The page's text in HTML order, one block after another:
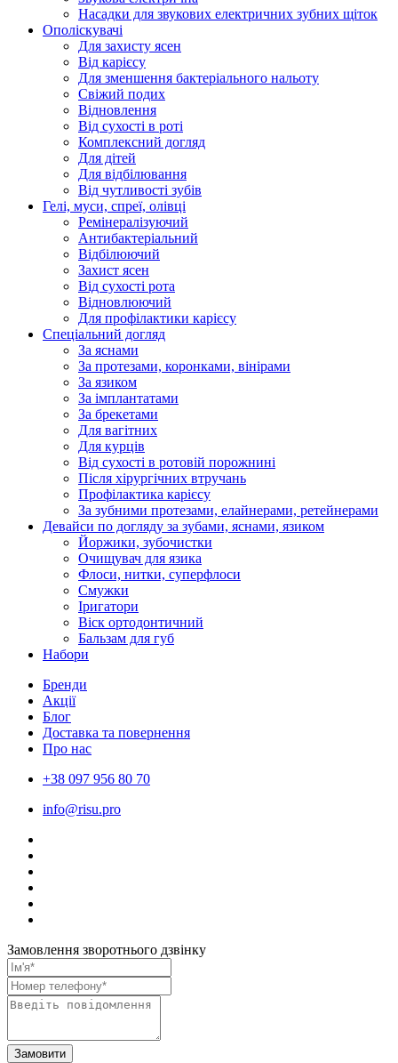
Насадки для звукових електричних зубних щіток
Ополіскувачі
Для захисту ясен
Від карієсу
Для зменшення бактеріального нальоту
Свіжий подих
Відновлення
Від сухості в роті
Комплексний догляд
Для дітей
Для відбілювання
Від чутливості зубів
Гелі, муси, спреї, олівці
Ремінералізуючий
Антибактеріальний
Відбілюючий
Захист ясен
Від сухості рота
Відновлюючий
Для профілактики карієсу
Спеціальний догляд
За яснами
За протезами, коронками, вінірами
За язиком
За імплантатами
За брекетами
Для вагітних
Для курців
Від сухості в ротовій порожнині
Після хірургічних втручань
Профілактика карієсу
За зубними протезами, елайнерами, ретейнерами
Девайси по догляду за зубами, яснами, язиком
Йоржики, зубочистки
Очищувач для язика
Флоси, нитки, суперфлоси
Смужки
Іригатори
Віск ортодонтичний
Бальзам для губ
Набори
Бренди
Акції
Блог
Доставка та повернення
Про нас
+38 097 956 80 70
info@risu.pro
Замовлення зворотнього дзвінку
Замовити